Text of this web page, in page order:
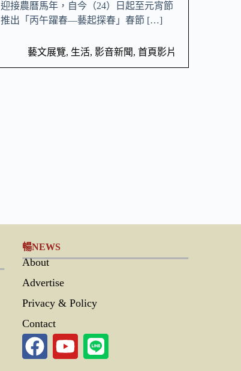
迎接農曆馬年，自今（24）日起至元宵節
推出「丙午躍春—藝起探春」春節 […]
藝文展覽, 生活, 影音新聞, 首頁影片
暢NEWS
About
Advertise
Privacy & Policy
Contact